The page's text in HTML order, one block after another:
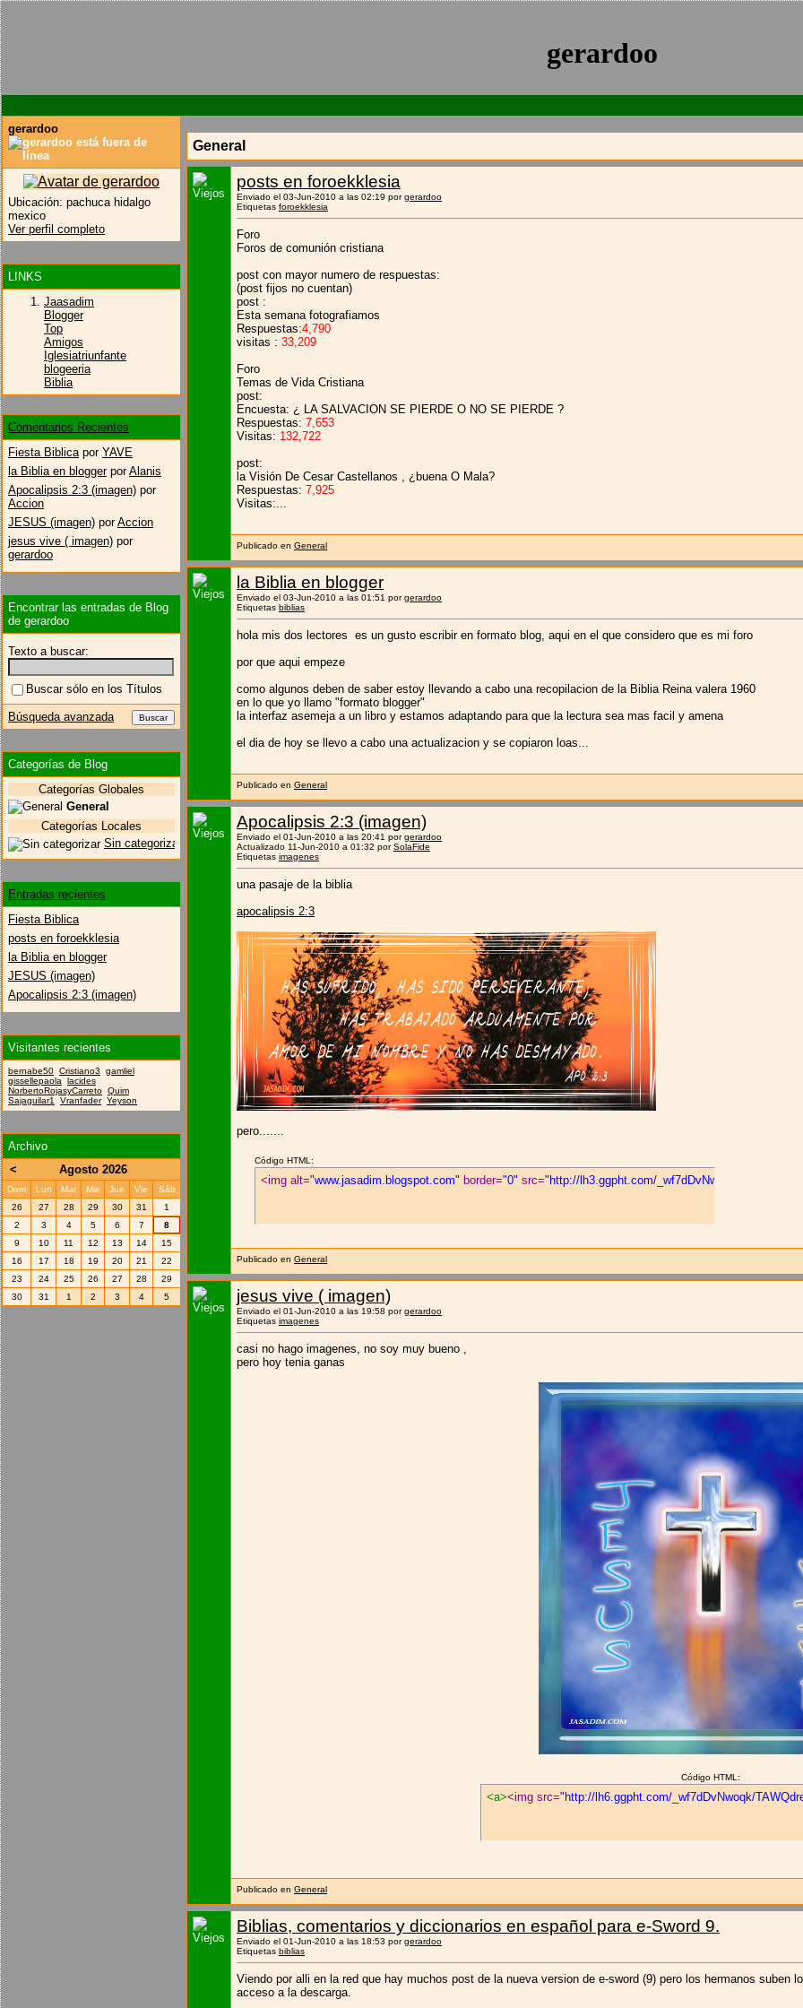
gerardoo
General
posts en foroekklesia
Enviado el 03-Jun-2010 a las 02:19 porgerardoo
Etiquetas foroekklesia
Foro
Foros de comunión cristiana
post con mayor numero de respuestas:
(post fijos no cuentan)
post :
Esta semana fotografiamos
Respuestas:4,790
visitas : 33,209
Foro
Temas de Vida Cristiana
post:
Encuesta: ¿ LA SALVACION SE PIERDE O NO SE PIERDE ?
Respuestas: 7,653
Visitas: 132,722
post:
la Visión De Cesar Castellanos , ¿buena O Mala?
Respuestas: 7,925
Visitas:...
Publicado en General
la Biblia en blogger
Enviado el 03-Jun-2010 a las 01:51 porgerardoo
Etiquetas biblias
hola mis dos lectores es un gusto escribir en formato blog, aqui en el que considero que es mi foro
por que aqui empeze
como algunos deben de saber estoy llevando a cabo una recopilacion de la Biblia Reina valera 1960
en lo que yo llamo "formato blogger"
la interfaz asemeja a un libro y estamos adaptando para que la lectura sea mas facil y amena
el dia de hoy se llevo a cabo una actualizacion y se copiaron loas...
Publicado en General
Apocalipsis 2:3 (imagen)
Enviado el 01-Jun-2010 a las 20:41 porgerardoo
Actualizado 11-Jun-2010 a 01:32 por SolaFide
Etiquetas imagenes
una pasaje de la biblia
apocalipsis 2:3
pero.......
Código HTML:
<img alt="www.jasadim.blogspot.com" border="0" src="http://lh3.ggpht.com/_wf7dDvNwoqk/
Publicado en General
jesus vive ( imagen)
Enviado el 01-Jun-2010 a las 19:58 porgerardoo
Etiquetas imagenes
casi no hago imagenes, no soy muy bueno ,
pero hoy tenia ganas
Código HTML:
<a><img src="http://lh6.ggpht.com/_wf7dDvNwoqk/
Publicado en General
Biblias, comentarios y diccionarios en español para e-Sword 9.
Enviado el 01-Jun-2010 a las 18:53 porgerardoo
Etiquetas biblias
Viendo por alli en la red que hay muchos post de la nueva version de e-sword (9) pero los hermanos
acceso a la descarga.
gerardoo
Ubicación: pachuca hidalgo
mexico
Ver perfil completo
LINKS
Jaasadim
Blogger
Top
Amigos
Iglesiatriunfante
blogeeria
Biblia
Comentarios Recientes
Fiesta Biblica por YAVE
la Biblia en blogger porAlanis
Apocalipsis 2:3 (imagen) por
Accion
JESUS (imagen) porAccion
jesus vive ( imagen) por
gerardoo
Encontrar las entradas de Blog
de gerardoo
Texto a buscar:
Buscar sólo en los Títulos
Búsqueda avanzada
Categorías de Blog
Categorías Globales
General
Categorías Locales
Sin categorizar
Entradas recientes
Fiesta Biblica
posts en foroekklesia
la Biblia en blogger
JESUS (imagen)
Apocalipsis 2:3 (imagen)
Visitantes recientes
bernabe50 Cristiano3
gamliel
gissellepaola
lacides
NorbertoRojasyCarreto Quim
Sajaguilar1
Vranfader Yeyson
Archivo
<
Agosto 2026
Dom Lun Mar Mie Jue Vie
Sáb
26
27 28 29 30 31
1
2
3 4 5 6 7
8
9
10 11 12 13 14
15
16
17 18 19 20 21
22
23
24 25 26 27 28
29
30
31 1 2 3 4 5